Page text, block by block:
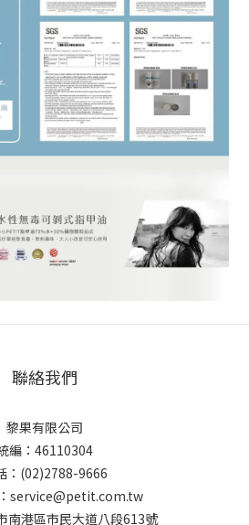
聯絡我們
黎果有限公司
編：46110304
：(02)2788-9666
service@petit.com.tw
南港區市民大道八段613號